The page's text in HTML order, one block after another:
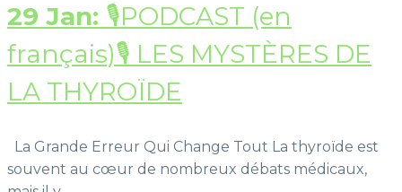
29 Jan: 🎙️PODCAST (en
français)🎙️ LES MYSTÈRES DE
LA THYROÏDE
La Grande Erreur Qui Change Tout La thyroïde est
souvent au cœur de nombreux débats médicaux,